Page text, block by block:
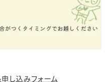
し込みフォーム